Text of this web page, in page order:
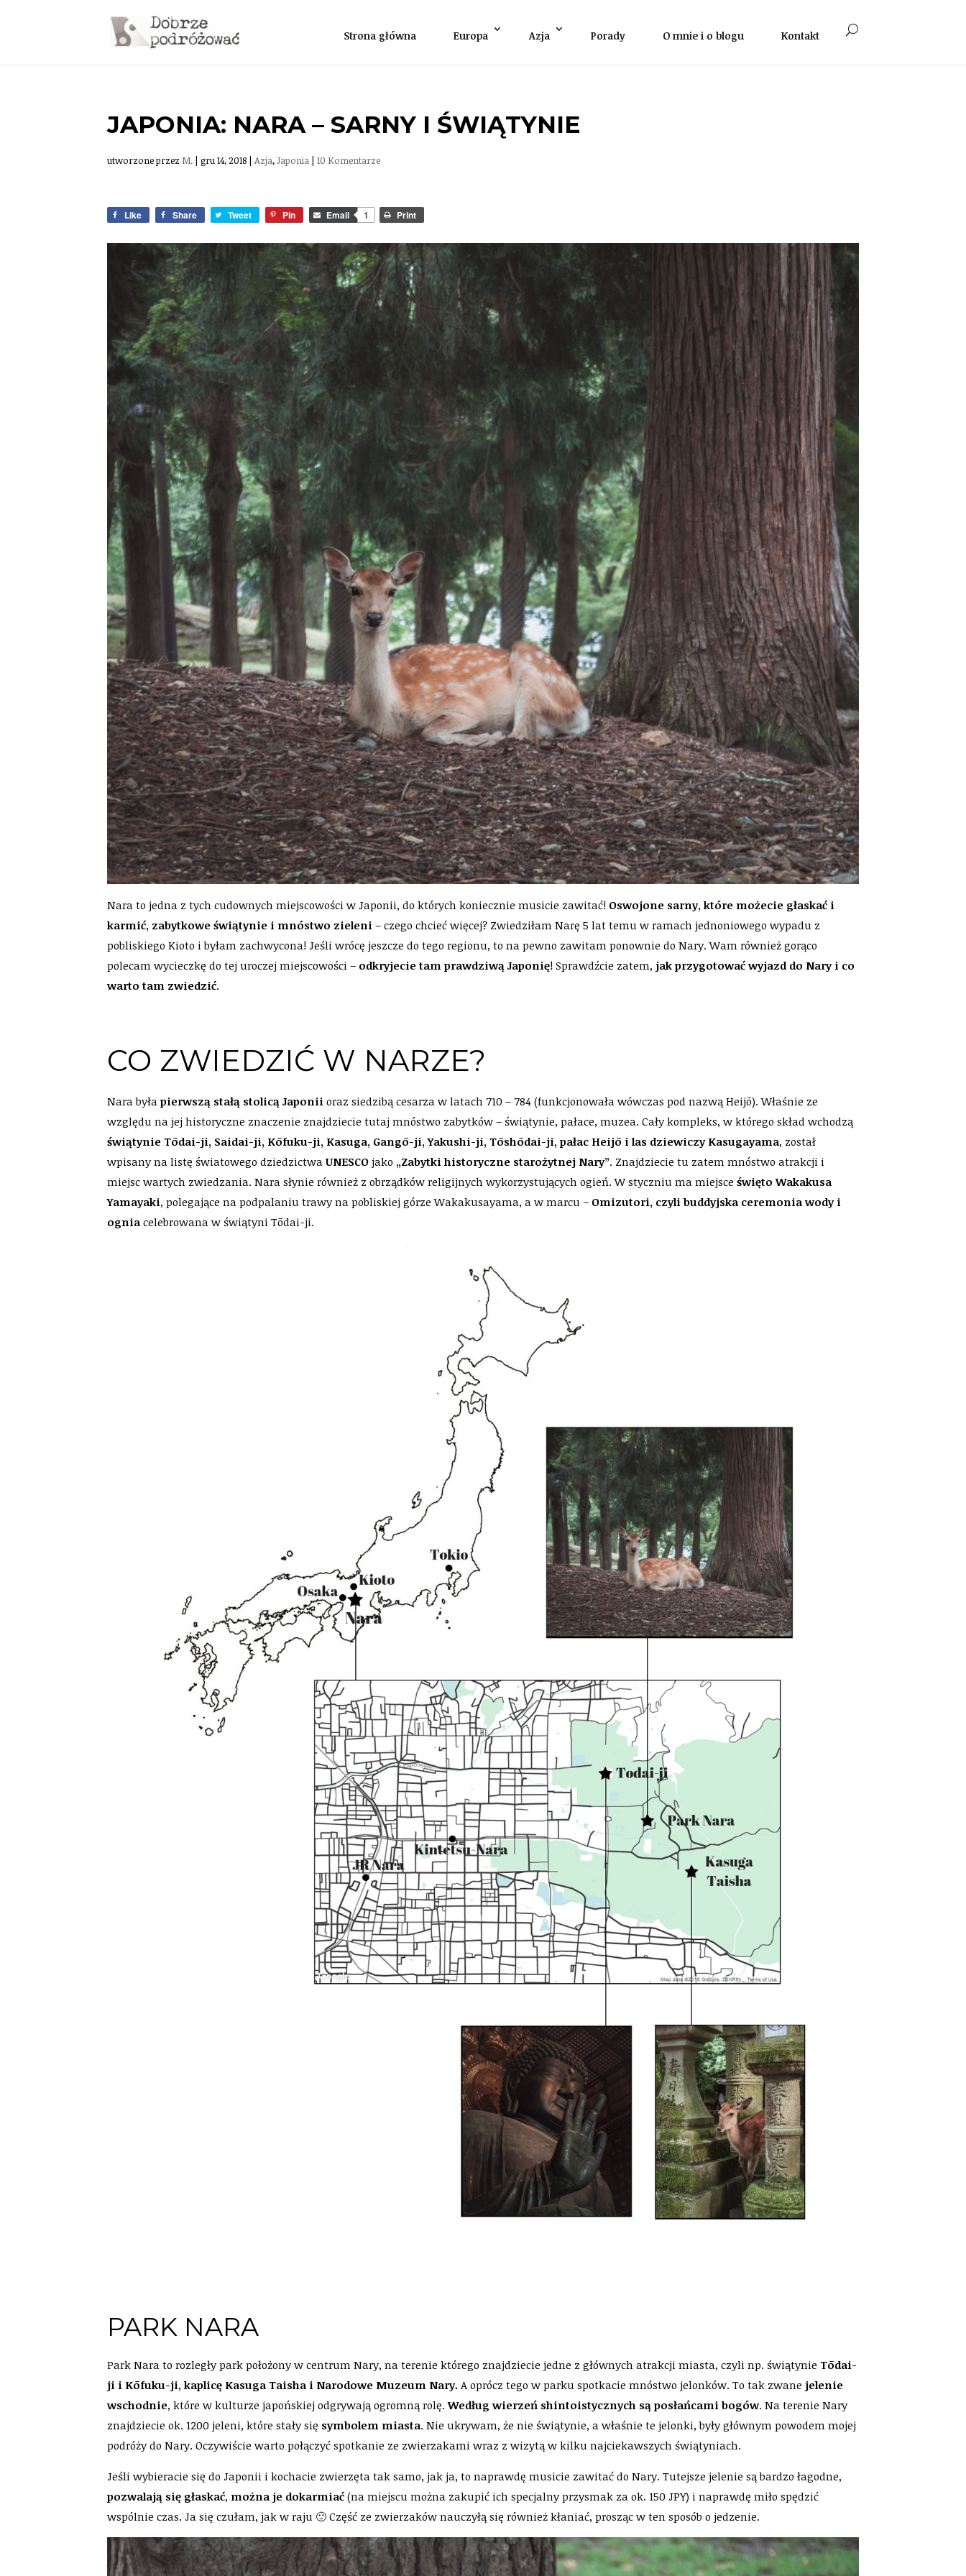
Strona główna Europa Azja Porady O mnie i o blogu Kontakt
JAPONIA: NARA – SARNY I ŚWIĄTYNIE
utworzone przez M. |gru 14, 2018 |Azja,Japonia |10 Komentarze
Like Share Tweet Pin Email 1 Print
Nara to jedna z tych cudownych miejscowości w Japonii, do których koniecznie musicie zawitać! Oswojone sarny, które możecie głaskać i
karmić, zabytkowe świątynie i mnóstwo zieleni – czego chcieć więcej? Zwiedziłam Narę 5 lat temu w ramach jednoniowego wypadu z
pobliskiego Kioto i byłam zachwycona! Jeśli wrócę jeszcze do tego regionu, to na pewno zawitam ponownie do Nary. Wam również gorąco
polecam wycieczkę do tej uroczej miejscowości – odkryjecie tam prawdziwą Japonię! Sprawdźcie zatem,jak przygotować wyjazd do Nary i co
warto tam zwiedzić.
CO ZWIEDZIĆ W NARZE?
Nara byłapierwszą stałą stolicą Japonii oraz siedzibą cesarza w latach 710 – 784 (funkcjonowała wówczas pod nazwą Heijō). Właśnie ze
względu na jej historyczne znaczenie znajdziecie tutaj mnóstwo zabytków – świątynie, pałace, muzea. Cały kompleks, w którego skład wchodzą
świątynie Tōdai-ji, Saidai-ji, Kōfuku-ji, Kasuga, Gangō-ji, Yakushi-ji, Tōshōdai-ji, pałac Heijō i las dziewiczy Kasugayama, został
wpisany na listę światowego dziedzictwaUNESCO jako „Zabytki historyczne starożytnej Nary”. Znajdziecie tu zatem mnóstwo atrakcji i
miejsc wartych zwiedzania. Nara słynie również z obrządków religijnych wykorzystujących ogień. W styczniu ma miejsceświęto Wakakusa
Yamayaki, polegające na podpalaniu trawy na pobliskiej górze Wakakusayama, a w marcu – Omizutori, czyli buddyjska ceremonia wody i
ognia celebrowana w świątyni Tōdai-ji.
PARK NARA
Park Nara to rozległy park położony w centrum Nary, na terenie którego znajdziecie jedne z głównych atrakcji miasta, czyli np. świątynie Tōdai-
ji i Kōfuku-ji, kaplicę Kasuga Taisha i Narodowe Muzeum Nary.A oprócz tego w parku spotkacie mnóstwo jelonków. To tak zwane jelenie
wschodnie, które w kulturze japońskiej odgrywają ogromną rolę.Według wierzeń shintoistycznych są posłańcami bogów. Na terenie Nary
znajdziecie ok. 1200 jeleni, które stały się symbolem miasta. Nie ukrywam, że nie świątynie, a właśnie te jelonki, były głównym powodem mojej
podróży do Nary. Oczywiście warto połączyć spotkanie ze zwierzakami wraz z wizytą w kilku najciekawszych świątyniach.
Jeśli wybieracie się do Japonii i kochacie zwierzęta tak samo, jak ja, to naprawdę musicie zawitać do Nary. Tutejsze jelenie są bardzo łagodne,
pozwalają się głaskać, można je dokarmiać (na miejscu można zakupić ich specjalny przysmak za ok. 150 JPY) i naprawdę miło spędzić
wspólnie czas. Ja się czułam, jak w raju 🙂 Część ze zwierzaków nauczyłą się również kłaniać, prosząc w ten sposób o jedzenie.